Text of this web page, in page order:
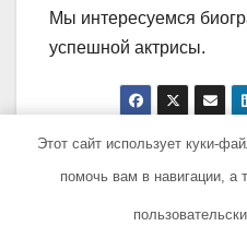
Мы интересуемся
успешной актрисы.
Навигация
Маньяк Головкин —
сенсационные
подробности из
Этот сайт использует куки-
помочь вам в навигации, а